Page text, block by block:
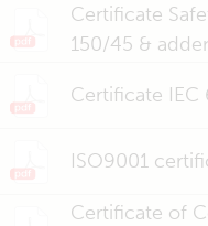
Certificate
150/45 &
Certificate IEC
ISO9001
Certificate of